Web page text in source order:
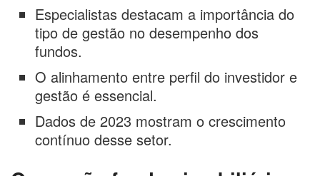
Especialistas destacam a importância do
tipo de gestão no desempenho dos
fundos.
O alinhamento entre perfil do investidor e
gestão é essencial.
Dados de 2023 mostram o crescimento
contínuo desse setor.